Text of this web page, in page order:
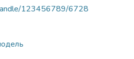
123456789/6728